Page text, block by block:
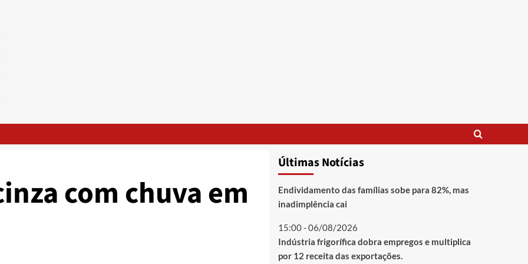
com chuva em
Últimas Notícias
Endividamento das famílias sobe para 82%, mas
inadimplência cai
15:00 - 06/08/2026
Indústria frigorífica dobra empregos e multiplica
por 12 receita das exportações.